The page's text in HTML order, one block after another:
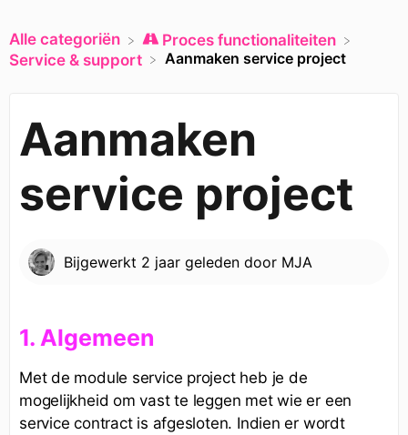
Alle categoriën
​Proces functionaliteiten
​Service & support
Aanmaken service project
Aanmaken
service project
Bijgewerkt 2 jaar geleden door MJA
1. Algemeen
Met de module service project heb je de
mogelijkheid om vast te leggen met wie er een
service contract is afgesloten. Indien er wordt